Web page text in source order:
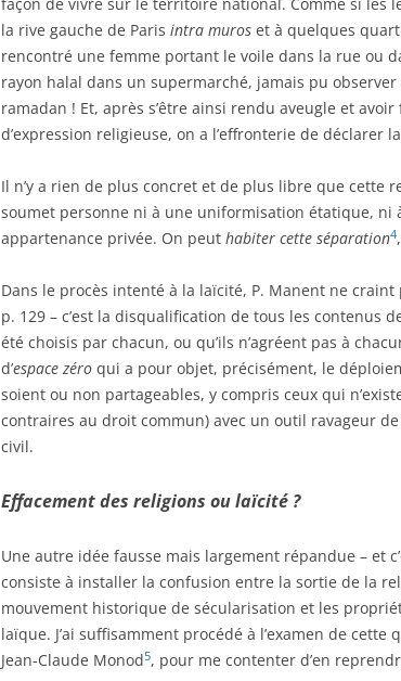
la rive gauche de Paris intra muros et à quelques
rencontré une femme portant le voile dans la rue ou
rayon halal dans un supermarché, jamais pu
ramadan ! Et, après s’être ainsi rendu aveugle et
d’expression religieuse, on a l’effronterie de déclarer
Il n’y a rien de plus concret et de plus libre que cette
soumet personne ni à une uniformisation étatique,
appartenance privée. On peut habiter cette séparation4
Dans le procès intenté à la laïcité, P. Manent ne craint
p. 129 – c’est la disqualification de tous les contenus
été choisis par chacun, ou qu’ils n’agréent pas à
d’espace zéro qui a pour objet, précisément, le
soient ou non partageables, y compris ceux qui
contraires au droit commun) avec un outil ravageur
civil.
Effacement des religions ou laïcité ?
Une autre idée fausse mais largement répandue – et
consiste à installer la confusion entre la sortie de la
mouvement historique de sécularisation et les
laïque. J’ai suffisamment procédé à l’examen de
Jean-Claude Monod5, pour me contenter d’en